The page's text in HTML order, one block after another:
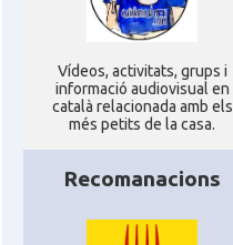
Ví­deos, activitats, grups i
informació audiovisual en
català relacionada amb els
més petits de la casa.
Recomanacions